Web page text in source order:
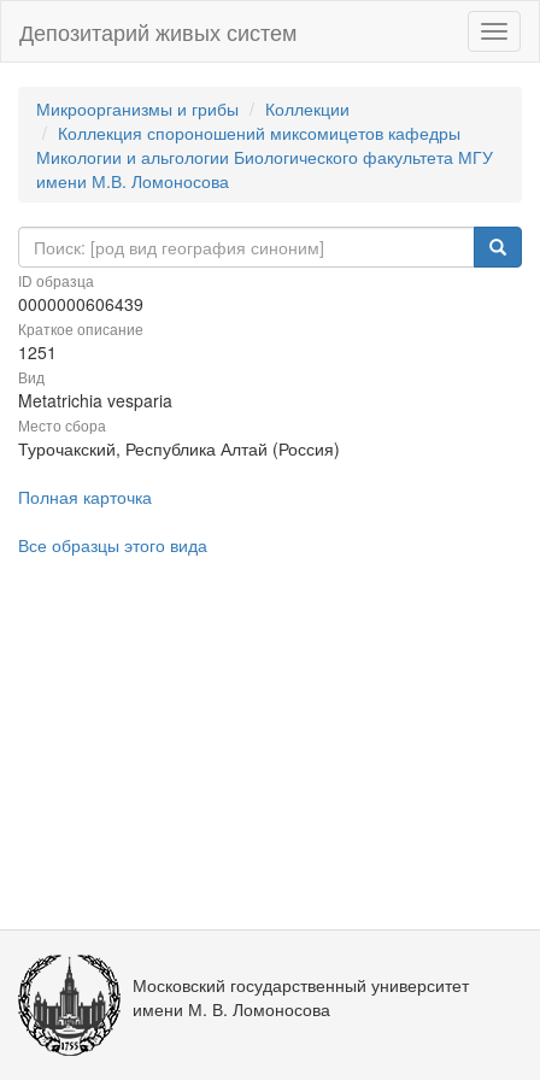
Депозитарий живых систем
Микроорганизмы и грибы
Коллекции
Коллекция спороношений миксомицетов кафедры
Микологии и альгологии Биологического факультета МГУ
имени М.В. Ломоносова
ID образца
0000000606439
Краткое описание
1251
Вид
Metatrichia vesparia
Место сбора
Турочакский, Республика Алтай (Россия)
Полная карточка
Все образцы этого вида
Московский государственный университет
имени М. В. Ломоносова